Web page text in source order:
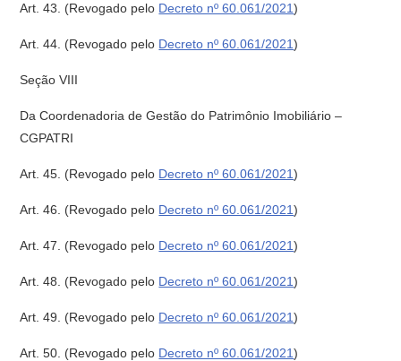
Art. 43. (Revogado pelo Decreto nº 60.061/2021)
Art. 44. (Revogado pelo Decreto nº 60.061/2021)
Seção VIII
Da Coordenadoria de Gestão do Patrimônio Imobiliário –
CGPATRI
Art. 45. (Revogado pelo Decreto nº 60.061/2021)
Art. 46. (Revogado pelo Decreto nº 60.061/2021)
Art. 47. (Revogado pelo Decreto nº 60.061/2021)
Art. 48. (Revogado pelo Decreto nº 60.061/2021)
Art. 49. (Revogado pelo Decreto nº 60.061/2021)
Art. 50. (Revogado pelo Decreto nº 60.061/2021)